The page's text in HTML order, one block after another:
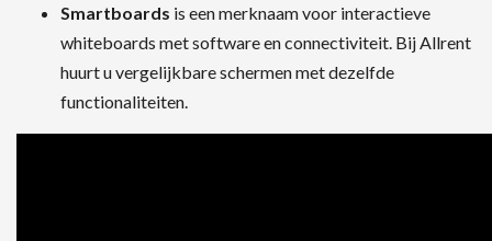
Smartboards is een merknaam voor interactieve
whiteboards met software en connectiviteit. Bij Allrent
huurt u vergelijkbare schermen met dezelfde
functionaliteiten.